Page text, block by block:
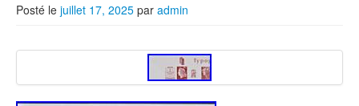
Posté le juillet 17, 2025 par admin